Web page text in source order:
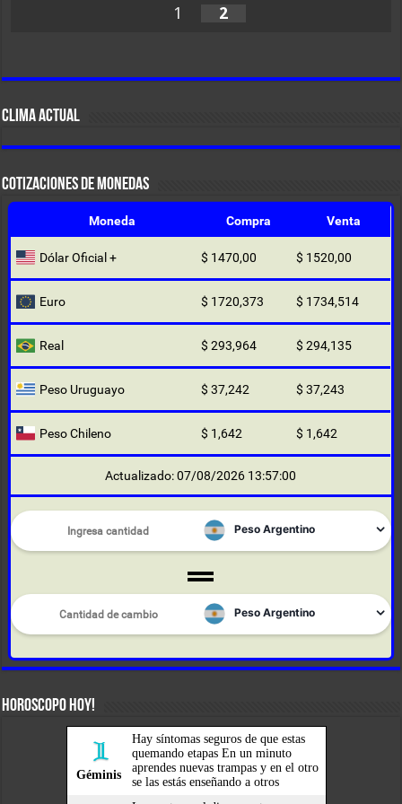
1 2
CLIMA ACTUAL
COTIZACIONES DE MONEDAS
Moneda Compra Venta
Dólar Oficial + $ 1470,00 $ 1520,00
Euro $ 1720,373 $ 1734,514
Real $ 293,964 $ 294,135
Peso Uruguayo $ 37,242 $ 37,243
Peso Chileno $ 1,642 $ 1,642
Actualizado: 07/08/2026 13:57:00
HOROSCOPO HOY!